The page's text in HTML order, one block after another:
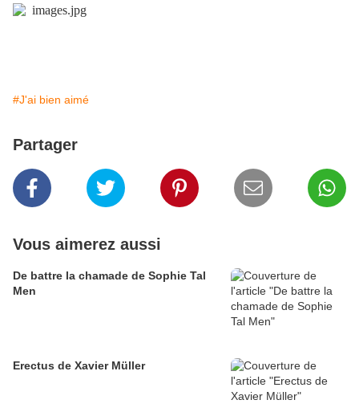
#J'ai bien aimé
Partager
Vous aimerez aussi
De battre la chamade de Sophie Tal
Men
Erectus de Xavier Müller